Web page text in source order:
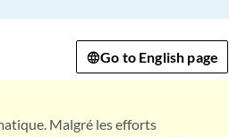
Go to English page
Malgré les efforts